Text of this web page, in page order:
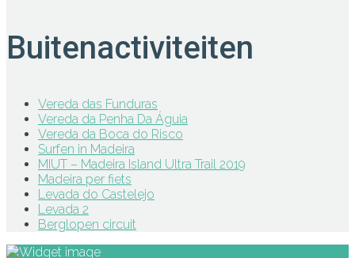
Buitenactiviteiten
Vereda das Funduras
Vereda da Penha Da Águia
Vereda da Boca do Risco
Surfen in Madeira
MIUT – Madeira Island Ultra Trail 2019
Madeira per fiets
Levada do Castelejo
Levada 2
Berglopen circuit